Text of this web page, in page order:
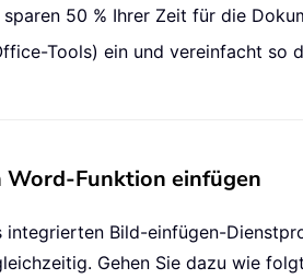
50 % Ihrer Zeit für die
Tools) ein und vereinfacht so
Funktion einfügen
Bild-einfügen-
Gehen Sie dazu wie